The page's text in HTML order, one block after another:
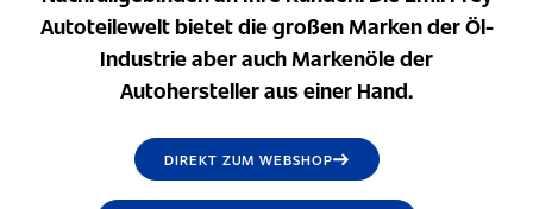
Autoteilewelt bietet die großen Marken der Öl-
Industrie aber auch Markenöle der
Autohersteller aus einer Hand.
DIREKT ZUM WEBSHOP